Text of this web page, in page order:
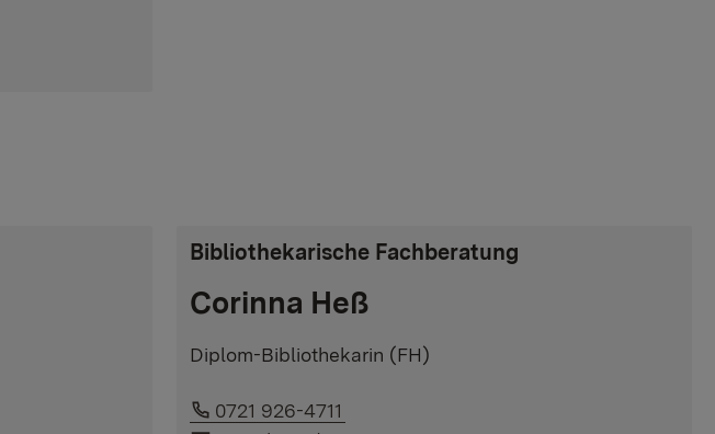
Bibliothekarische Fachberatung
Corinna Heß
Diplom-Bibliothekarin (FH)
Link auf Telefonnummer:
0721 926-4711